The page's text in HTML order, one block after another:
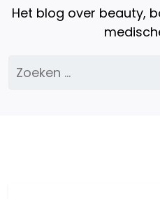
Het blog over beauty,
Zoeken
naar: